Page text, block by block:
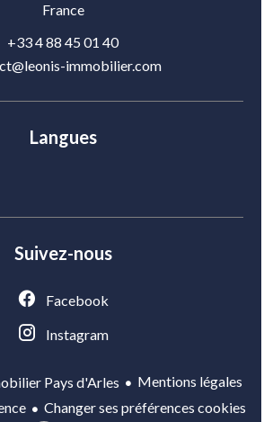
France
+33 4 88 45 01 40
immobilier.com
Langues
Suivez-nous
Facebook
Instagram
Pays d'Arles
Mentions légales
Changer ses préférences cookies